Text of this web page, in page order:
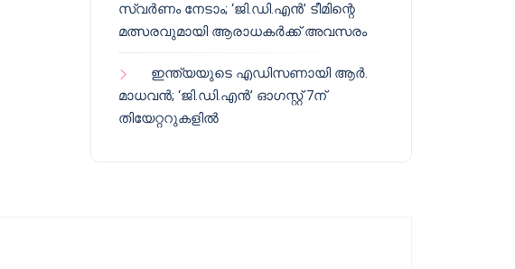
സ്വർണം നേടാം; ‘ജി.ഡി.എൻ’ ടീമിന്റെ
മത്സരവുമായി ആരാധകർക്ക് അവസരം
ഇന്ത്യയുടെ എഡിസണായി ആർ.
മാധവൻ; ‘ജി.ഡി.എൻ’ ഓഗസ്റ്റ് 7ന്
തിയേറ്ററുകളിൽ